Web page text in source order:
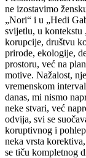
ne izostavimo
„Nori“ i u „Hedi
svijetlu, u kontekstu
korupcije, društvu
prirode, ekologije,
prostoru, već na
motive. Nažalost,
vremenskom
danas, mi nismo
neke stvari, već
odvija, svi se
koruptivnog i
neka vrsta
se tiču kompletnog